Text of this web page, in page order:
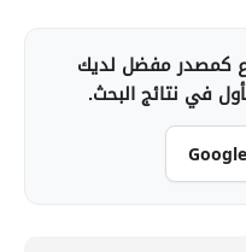
كمصدر مفضل لديك
في نتائج البحث.